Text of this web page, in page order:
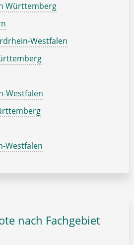
Württemberg
Westfalen
Westfalen
Westfalen
nach Fachgebiet